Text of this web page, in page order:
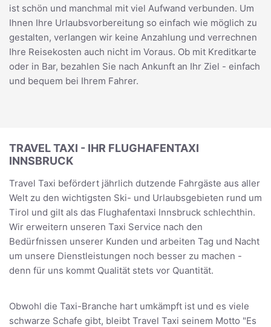
ist schön und manchmal mit viel Aufwand verbunden. Um
Ihnen Ihre Urlaubsvorbereitung so einfach wie möglich zu
gestalten, verlangen wir keine Anzahlung und verrechnen
Ihre Reisekosten auch nicht im Voraus. Ob mit Kreditkarte
oder in Bar, bezahlen Sie nach Ankunft an Ihr Ziel - einfach
und bequem bei Ihrem Fahrer.
TRAVEL TAXI - IHR FLUGHAFENTAXI
INNSBRUCK
Travel Taxi befördert jährlich dutzende Fahrgäste aus aller
Welt zu den wichtigsten Ski- und Urlaubsgebieten rund um
Tirol und gilt als das Flughafentaxi Innsbruck schlechthin.
Wir erweitern unseren Taxi Service nach den
Bedürfnissen unserer Kunden und arbeiten Tag und Nacht
um unsere Dienstleistungen noch besser zu machen -
denn für uns kommt Qualität stets vor Quantität.
Obwohl die Taxi-Branche hart umkämpft ist und es viele
schwarze Schafe gibt, bleibt Travel Taxi seinem Motto "Es